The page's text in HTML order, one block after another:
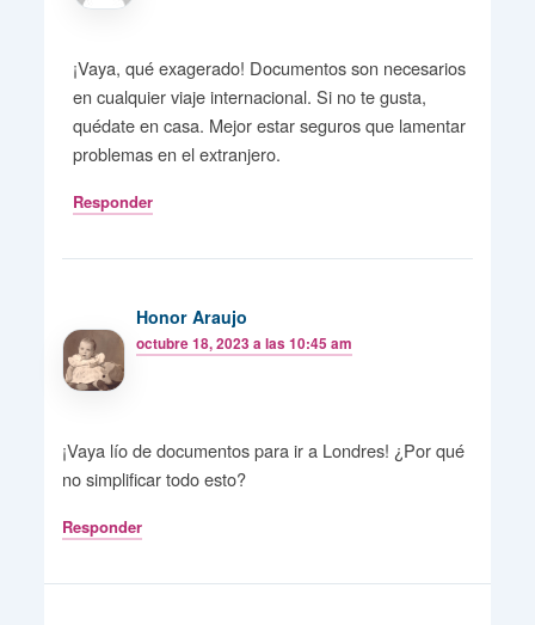
¡Vaya, qué exagerado! Documentos son necesarios
en cualquier viaje internacional. Si no te gusta,
quédate en casa. Mejor estar seguros que lamentar
problemas en el extranjero.
Responder
Honor Araujo
octubre 18, 2023 a las 10:45 am
¡Vaya lío de documentos para ir a Londres! ¿Por qué
no simplificar todo esto?
Responder